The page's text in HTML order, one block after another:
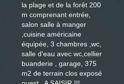
la plage et de la forêt 200
m comprenant entrée,
salon salle à manger
,cuisine américaine
équipée, 3 chambres ,wc,
salle d'eau avec wc,cellier
buanderie , garage, 375
m2 de terrain clos exposé